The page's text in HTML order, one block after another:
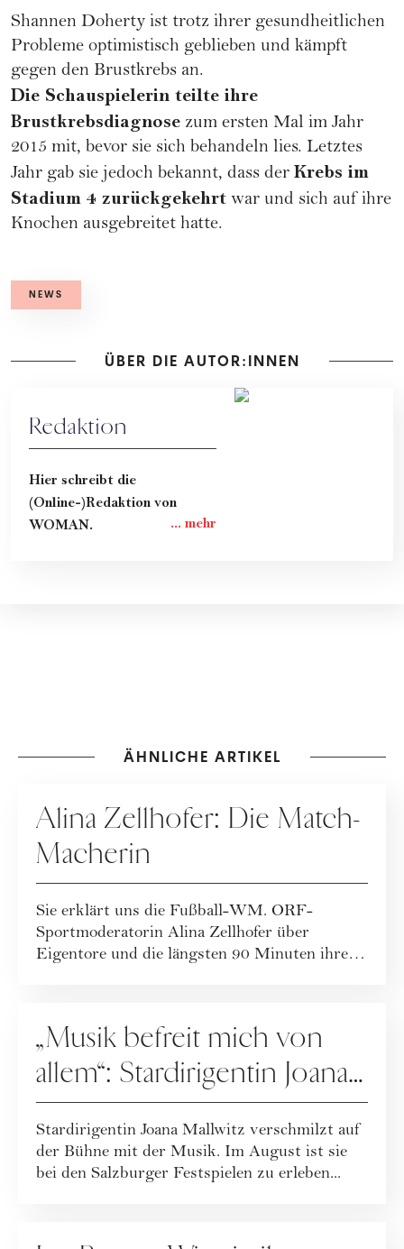
Shannen Doherty ist trotz ihrer gesundheitlichen
Probleme optimistisch geblieben und kämpft
gegen den Brustkrebs an.
Die Schauspielerin teilte ihre
Brustkrebsdiagnose zum ersten Mal im Jahr
2015 mit, bevor sie sich behandeln lies. Letztes
Jahr gab sie jedoch bekannt, dass der Krebs im
Stadium 4 zurückgekehrt war und sich auf ihre
Knochen ausgebreitet hatte.
NEWS
ÜBER DIE AUTOR:INNEN
Redaktion
Hier schreibt die
(Online-)Redaktion von
WOMAN.
ÄHNLICHE ARTIKEL
Alina Zellhofer: Die Match-
Macherin
Sie erklärt uns die Fußball-WM. ORF-
Sportmoderatorin Alina Zellhofer über
Eigentore und die längsten 90 Minuten ihres
„Musik befreit mich von
allem“: Stardirigentin Joana
Mallwitz im Interview
Stardirigentin Joana Mallwitz verschmilzt auf
der Bühne mit der Musik. Im August ist sie
bei den Salzburger Festspielen zu erleben...